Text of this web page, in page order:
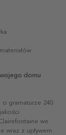
domu
o gramaturze 240
we
wraz z upływem